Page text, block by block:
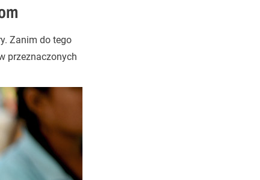
Zanim do tego
przeznaczonych